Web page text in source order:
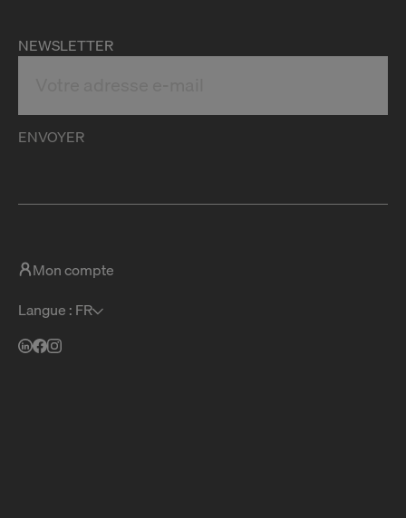
NEWSLETTER
ENVOYER
Mon compte
Langue : FR